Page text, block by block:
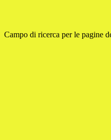
Campo di ricerca per le pagine